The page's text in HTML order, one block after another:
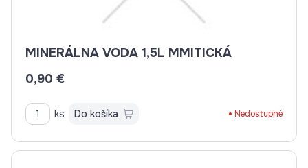
MINERÁLNA VODA 1,5L MMITICKÁ
0,90 €
ks Do košíka Nedostupné